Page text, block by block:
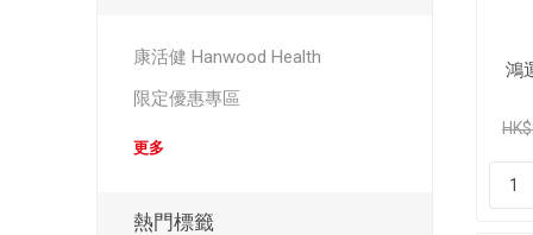
鴻
康活健 Hanwood Health
限定優惠專區
更多
熱門標籤